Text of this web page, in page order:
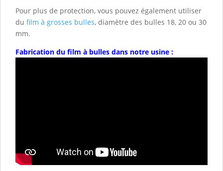
Pour plus de protection, vous pouvez également utiliser
du film à grosses bulles, diamètre des bulles 18, 20 ou 30
mm.
Fabrication du film à bulles dans notre usine :